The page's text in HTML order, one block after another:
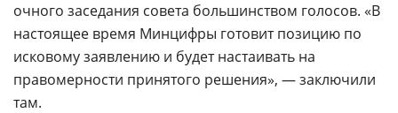
очного заседания совета большинством голосов. «В
настоящее время Минцифры готовит позицию по
исковому заявлению и будет настаивать на
правомерности принятого решения», — заключили
там.